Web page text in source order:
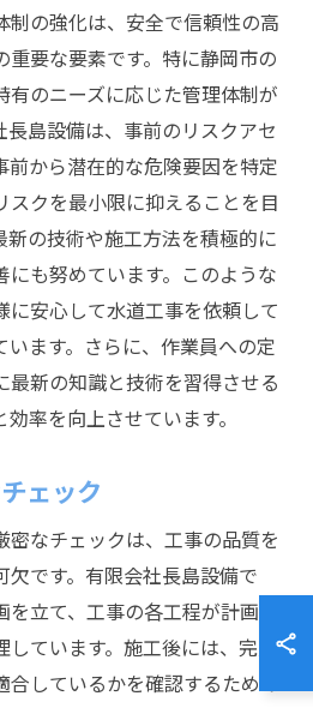
制の強化は、安全で信頼性の高
重要な要素です。特に静岡市の
有のニーズに応じた管理体制が
島設備は、事前のリスクアセ
前から潜在的な危険要因を特定
スクを最小限に抑えることを目
の技術や施工方法を積極的に
も努めています。このような
安心して水道工事を依頼して
います。さらに、作業員への定
新の知識と技術を習得させる
率を向上させています。
ェック
なチェックは、工事の品質を
です。有限会社長島設備で
立て、工事の各工程が計画通
しています。施工後には、完成
しているかを確認するための